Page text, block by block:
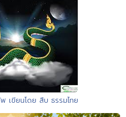
เขียนโดย สืบ ธรรมไทย